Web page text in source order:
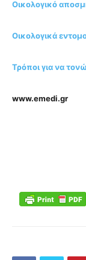
Οικολογικό
Οικολογικά
Τρόποι για να
www.emedi.gr